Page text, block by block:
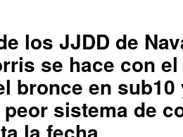
los JJDD de
se hace con
bronce en
sistema de